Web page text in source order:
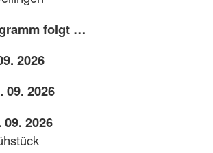
folgt …
2026
09. 2026
2026